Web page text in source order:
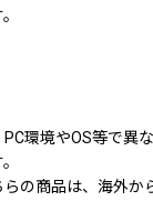
環境やOS等で異
の商品は、海外か